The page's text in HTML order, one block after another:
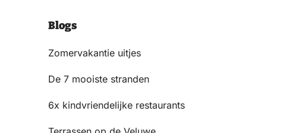
Blogs
Zomervakantie uitjes
De 7 mooiste stranden
6x kindvriendelijke restaurants